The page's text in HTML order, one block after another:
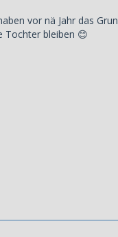
vor nä Jahr das
Tochter bleiben 😊